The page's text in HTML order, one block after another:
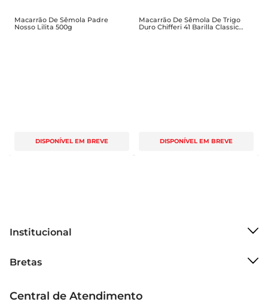
Macarrão De Sêmola Padre
Nosso Lilita 500g
DISPONÍVEL EM BREVE
Macarrão De Sêmola De Trigo
Duro Chifferi 41 Barilla Classic
Caixa 500g
DISPONÍVEL EM BREVE
Institucional
Grupo Cencosud
Sobre privacidade
Bretas
Produtos Bretas
Central de Atendimento